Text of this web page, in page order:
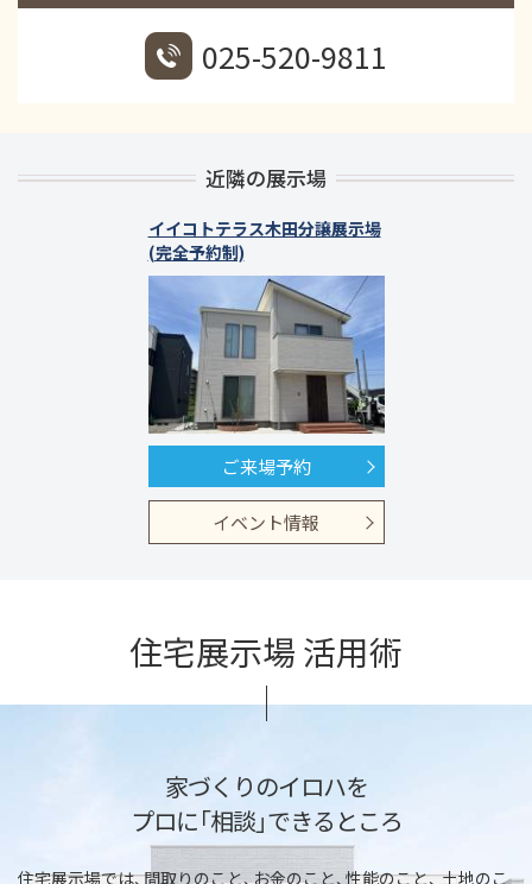
025-520-9811
近隣の展示場
イイコトテラス木田分譲展示場
(完全予約制)
ご来場予約
イベント情報
住宅展示場 活用術
家づくりのイロハを
プロに「相談」できるところ
住宅展示場では、間取りのこと、お金のこと、性能のこと、土地のこ